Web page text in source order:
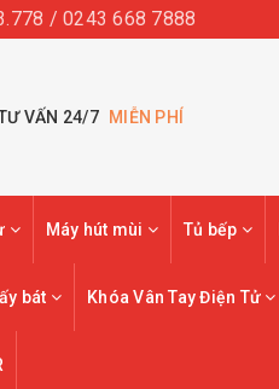
/ 0243 668 7888
VẤN 24/7 MIỄN PHÍ
Máy hút mùi Tủ bếp
bát Khóa Vân Tay Điện Tử